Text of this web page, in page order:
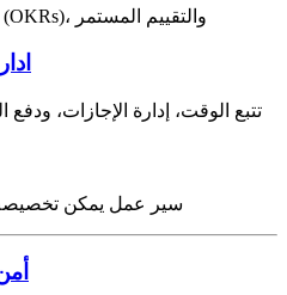
الأهداف والنتائج الرئيسية (OKRs)، والتقييم المستمر
تتبع الوقت، إدارة الإجازات،
سير عمل يمكن تخصيصه